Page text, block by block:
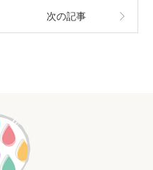
次の記事